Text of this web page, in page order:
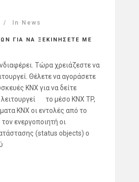
In News
ΓΙΑ ΝΑ ΞΕΚΙΝΗΣΕΤΕ ΜΕ
Τώρα χρειάζεστε να
Θέλετε να αγοράσετε
KNX για να δείτε
το μέσο KNX TP,
KNX οι εντολές από το
ενεργοποιητή οι
(status objects) ο